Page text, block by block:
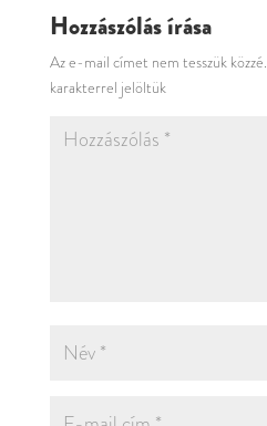
Hozzászólás írása
Az e-mail címet nem tesszük közzé.
karakterrel jelöltük